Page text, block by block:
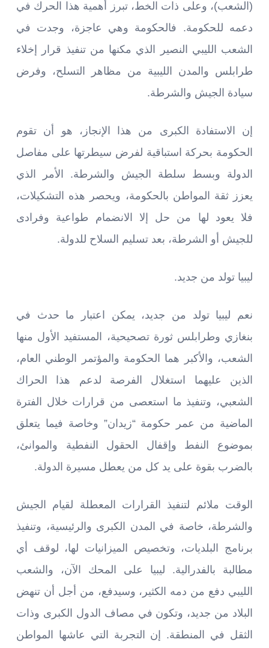
(الشعب)، وعلى ذات الخط، تبرز أهمية هذا الحرك في
دعمه للحكومة. فالحكومة وهي عاجزة، وجدت في
الشعب الليبي النصير الذي مكنها من تنفيذ قرار إخلاء
طرابلس والمدن الليبية من مظاهر التسلح، وفرض
سيادة الجيش والشرطة.
إن الاستفادة الكبرى من هذا الإنجاز، هو أن تقوم
الحكومة بحركة استباقية لفرض سيطرتها على مفاصل
الدولة وبسط سلطة الجيش والشرطة. الأمر الذي
يعزز ثقة المواطن بالحكومة، ويحصر هذه التشكيلات،
فلا يعود لها من حل إلا الانضمام طواعية وفرادى
للجيش أو الشرطة، بعد تسليم السلاح للدولة.
ليبيا تولد من جديد.
نعم ليبيا تولد من جديد، يمكن اعتبار ما حدث في
بنغازي وطرابلس ثورة تصحيحية، المستفيد الأول منها
الشعب، والأكبر هما الحكومة والمؤتمر الوطني العام،
الذين عليهما استغلال الفرصة لدعم هذا الحراك
الشعبي، وتنفيذ ما استعصى من قرارات خلال الفترة
الماضية من عمر حكومة “زيدان” وخاصة فيما يتعلق
بموضوع النفط وإقفال الحقول النفطية والموانئ،
بالضرب بقوة على يد كل من يعطل مسيرة الدولة.
الوقت ملائم لتنفيذ القرارات المعطلة لقيام الجيش
والشرطة، خاصة في المدن الكبرى والرئيسية، وتنفيذ
برنامج البلديات، وتخصيص الميزانيات لها، لوقف أي
مطالبة بالفدرالية. ليبيا على المحك الآن، والشعب
الليبي دفع من دمه الكثير، وسيدفع، من أجل أن تنهض
البلاد من جديد، وتكون في مصاف الدول الكبرى وذات
الثقل في المنطقة. إن التجربة التي عاشها المواطن